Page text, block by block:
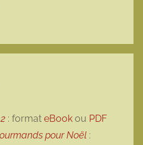
: format eBook ou PDF
pour Noël :